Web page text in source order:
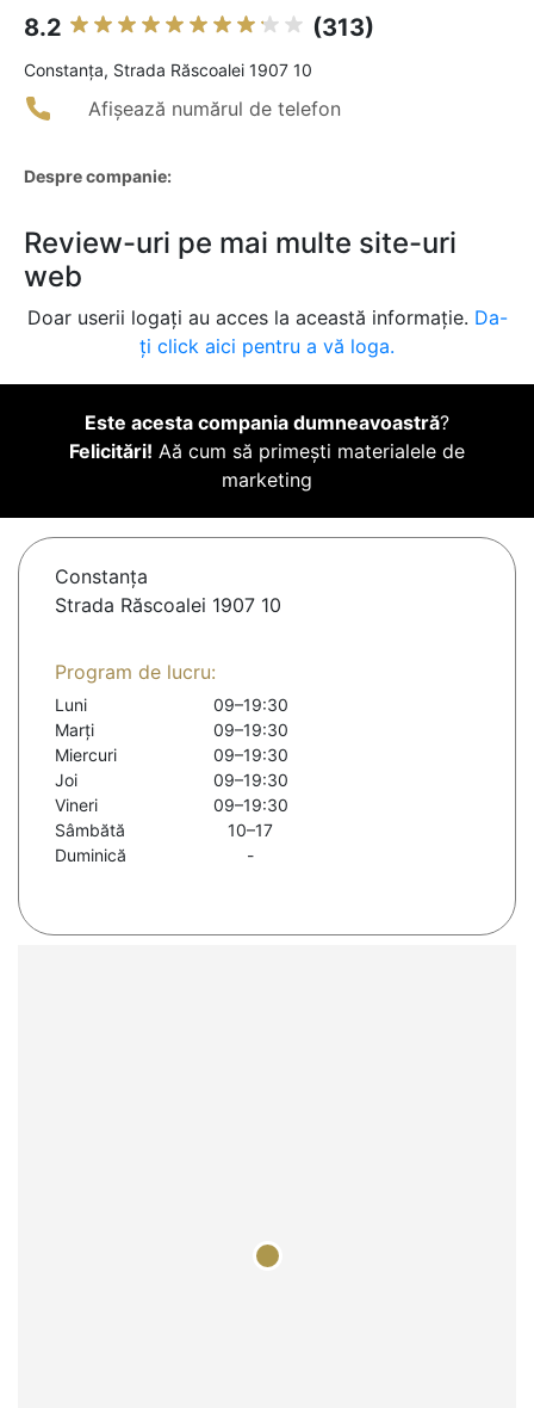
8.2 (313)
Constanţa, Strada Răscoalei 1907 10
Afișează numărul de telefon
Despre companie:
Review-uri pe mai multe site-uri
web
Doar userii logați au acces la această informație. Da-
ți click aici pentru a vă loga.
Este acesta compania dumneavoastră?
Felicitări! Aă cum să primești materialele de
marketing
Constanţa
Strada Răscoalei 1907 10
Program de lucru:
Luni
09–19:30
Marți
09–19:30
Miercuri
09–19:30
Joi
09–19:30
Vineri
09–19:30
Sâmbătă
10–17
Duminică
-